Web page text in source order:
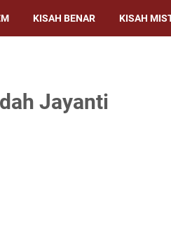
KISAH BENAR KISAH
Jayanti